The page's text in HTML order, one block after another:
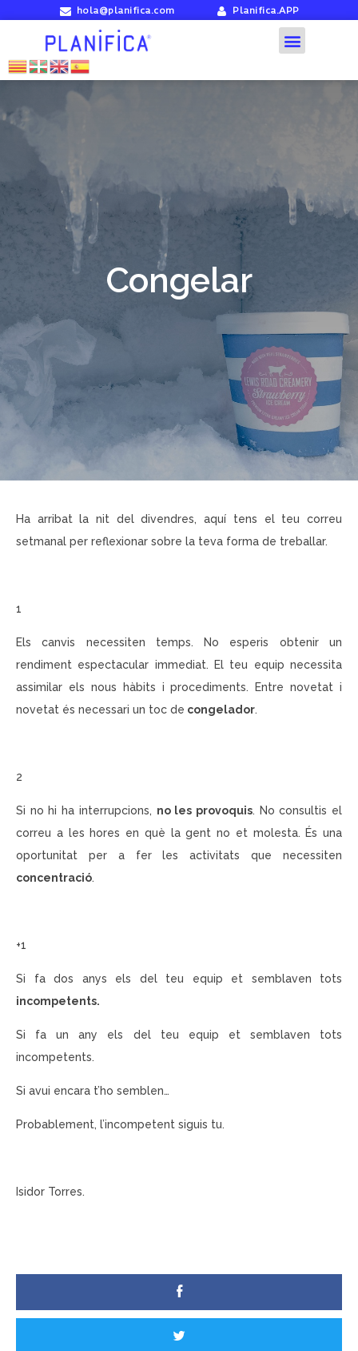
hola@planifica.com Planifica.APP
Congelar
Ha arribat la nit del divendres, aquí tens el teu correu
setmanal per reflexionar sobre la teva forma de treballar.
1
Els canvis necessiten temps. No esperis obtenir un
rendiment espectacular immediat. El teu equip necessita
assimilar els nous hàbits i procediments. Entre novetat i
novetat és necessari un toc de congelador.
2
Si no hi ha interrupcions, no les provoquis. No consultis el
correu a les hores en què la gent no et molesta. És una
oportunitat per a fer les activitats que necessiten
concentració.
+1
Si fa dos anys els del teu equip et semblaven tots
incompetents.
Si fa un any els del teu equip et semblaven tots
incompetents.
Si avui encara t’ho semblen…
Probablement, l’incompetent siguis tu.
Isidor Torres.